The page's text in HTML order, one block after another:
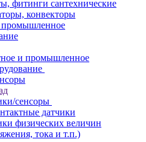
фитинги сантехнические
конвекторы
промышленное
и промышленное
сенсоры
датчики
физических величин
тока и т.п.)